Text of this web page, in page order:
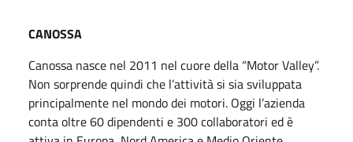
CANOSSA
Canossa nasce nel 2011 nel cuore della “Motor Valley”.
Non sorprende quindi che l’attività si sia sviluppata
principalmente nel mondo dei motori. Oggi l’azienda
conta oltre 60 dipendenti e 300 collaboratori ed è